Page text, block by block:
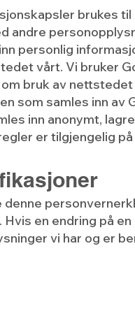
brukes
andre
personlig
vårt. Vi bruker
bruk av
som samles inn
inn anonymt,
er tilgjengelig på
denne
Hvis en endring på
vi har og er